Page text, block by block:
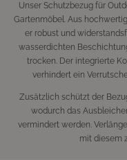
Unser Schutzbezug für
Gartenmöbel. Aus
er robust und
wasserdichten
trocken. Der integrierte
verhindert ein
Zusätzlich schützt der
wodurch das
vermindert werden.
mit diesem